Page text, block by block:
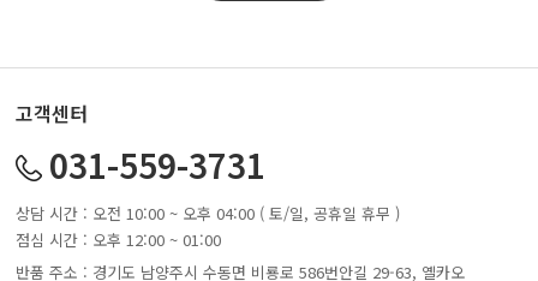
고객센터
031-559-3731
상담 시간 : 오전 10:00 ~ 오후 04:00 ( 토/일, 공휴일 휴무 )
점심 시간 : 오후 12:00 ~ 01:00
반품 주소 : 경기도 남양주시 수동면 비룡로 586번안길 29-63, 옐카오